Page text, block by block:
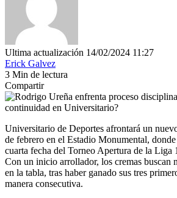
Ultima actualización 14/02/2024 11:27
Erick Galvez
3 Min de lectura
Compartir
Universitario de Deportes afrontará un
de febrero en el Estadio Monumental,
cuarta fecha del Torneo Apertura de la Liga
Con un inicio arrollador, los cremas buscan
en la tabla, tras haber ganado sus tres
manera consecutiva.